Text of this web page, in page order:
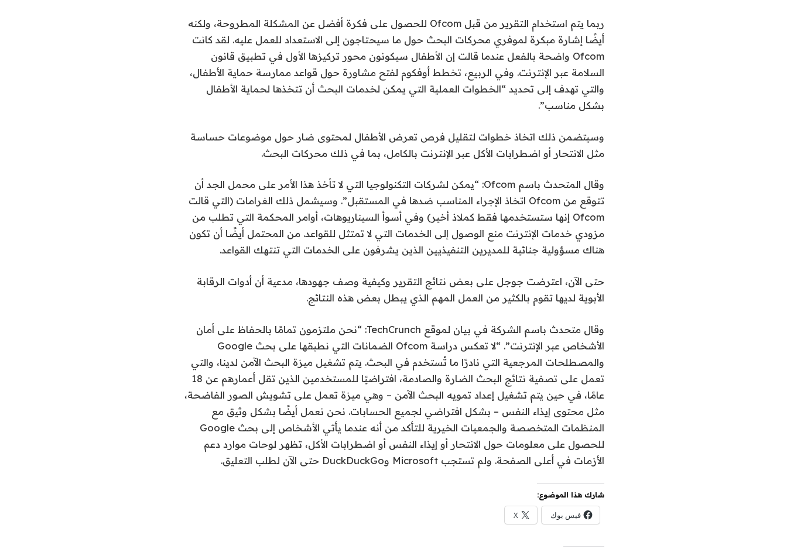
ربما يتم استخدام التقرير من قبل Ofcom للحصول على فكرة أفضل عن المشكلة المطروحة، ولكنه
أيضًا إشارة مبكرة لموفري محركات البحث حول ما سيحتاجون إلى الاستعداد للعمل عليه. لقد كانت
Ofcom واضحة بالفعل عندما قالت إن الأطفال سيكونون محور تركيزها الأول في تطبيق قانون
السلامة عبر الإنترنت. وفي الربيع، تخطط أوفكوم لفتح مشاورة حول قواعد ممارسة حماية الأطفال،
والتي تهدف إلى تحديد “الخطوات العملية التي يمكن لخدمات البحث أن تتخذها لحماية الأطفال
بشكل مناسب”.
وسيتضمن ذلك اتخاذ خطوات لتقليل فرص تعرض الأطفال لمحتوى ضار حول موضوعات حساسة
مثل الانتحار أو اضطرابات الأكل عبر الإنترنت بالكامل، بما في ذلك محركات البحث.
وقال المتحدث باسم Ofcom: “يمكن لشركات التكنولوجيا التي لا تأخذ هذا الأمر على محمل الجد أن
تتوقع من Ofcom اتخاذ الإجراء المناسب ضدها في المستقبل”. وسيشمل ذلك الغرامات (التي قالت
Ofcom إنها ستستخدمها فقط كملاذ أخير) وفي أسوأ السيناريوهات، أوامر المحكمة التي تطلب من
مزودي خدمات الإنترنت منع الوصول إلى الخدمات التي لا تمتثل للقواعد. من المحتمل أيضًا أن تكون
هناك مسؤولية جنائية للمديرين التنفيذيين الذين يشرفون على الخدمات التي تنتهك القواعد.
حتى الآن، اعترضت جوجل على بعض نتائج التقرير وكيفية وصف جهودها، مدعية أن أدوات الرقابة
الأبوية لديها تقوم بالكثير من العمل المهم الذي يبطل بعض هذه النتائج.
وقال متحدث باسم الشركة في بيان لموقع TechCrunch: “نحن ملتزمون تمامًا بالحفاظ على أمان
الأشخاص عبر الإنترنت”. “لا تعكس دراسة Ofcom الضمانات التي نطبقها على بحث Google
والمصطلحات المرجعية التي نادرًا ما تُستخدم في البحث. يتم تشغيل ميزة البحث الآمن لدينا، والتي
تعمل على تصفية نتائج البحث الضارة والصادمة، افتراضيًا للمستخدمين الذين تقل أعمارهم عن 18
عامًا، في حين يتم تشغيل إعداد تمويه البحث الآمن – وهي ميزة تعمل على تشويش الصور الفاضحة،
مثل محتوى إيذاء النفس – بشكل افتراضي لجميع الحسابات. نحن نعمل أيضًا بشكل وثيق مع
المنظمات المتخصصة والجمعيات الخيرية للتأكد من أنه عندما يأتي الأشخاص إلى بحث Google
للحصول على معلومات حول الانتحار أو إيذاء النفس أو اضطرابات الأكل، تظهر لوحات موارد دعم
الأزمات في أعلى الصفحة. ولم تستجب Microsoft وDuckDuckGo حتى الآن لطلب التعليق.
شارك هذا الموضوع:
فيس بوك X